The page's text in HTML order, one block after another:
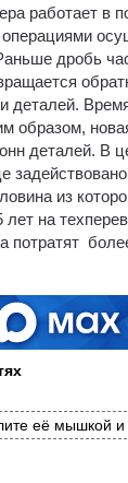
работает в
дробь
деталей.
образом,
деталей. В
из
на
потратят
её мышкой